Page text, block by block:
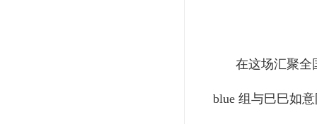
在这场汇聚
blue 组与巳巳如